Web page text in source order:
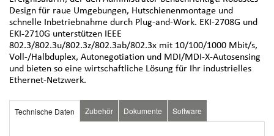
Design für raue Umgebungen, Hutschienenmontage und
schnelle Inbetriebnahme durch Plug-and-Work. EKI-2708G und
EKI-2710G unterstützen IEEE
802.3/802.3u/802.3z/802.3ab/802.3x mit 10/100/1000 Mbit/s,
Voll-/Halbduplex, Autonegotiation und MDI/MDI-X-Autosensing
und bieten so eine wirtschaftliche Lösung für Ihr industrielles
Ethernet-Netzwerk.
Technische Daten Zubehör Dokumente Software